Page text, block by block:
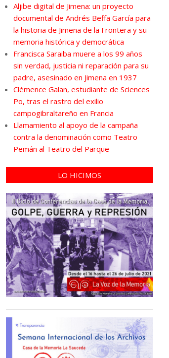
Aljibe digital de Jimena: un proyecto
documental de Andrés Beffa García para
la historia de Jimena de la Frontera y su
memoria histórica y democrática
Francisca Saraiba muere a los 99 años
sin verdad, justicia ni reparación para su
padre, asesinado en Jimena en 1937
Clémence Galan, estudiante de Sciences
Po, tras el rastro del exilio
campogibraltareño en Francia
Llamamiento al apoyo de la campaña
contra la denominación como Teatro
Pemán al Teatro del Parque
LO HICIMOS